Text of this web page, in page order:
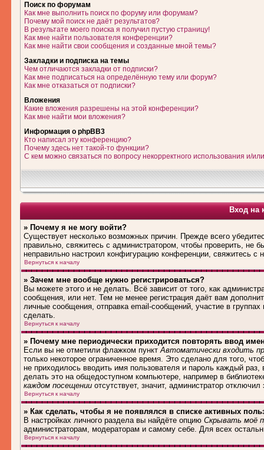
Поиск по форумам
Как мне выполнить поиск по форуму или форумам?
Почему мой поиск не даёт результатов?
В результате моего поиска я получил пустую страницу!
Как мне найти пользователя конференции?
Как мне найти свои сообщения и созданные мной темы?
Закладки и подписка на темы
Чем отличаются закладки от подписки?
Как мне подписаться на определённую тему или форум?
Как мне отказаться от подписки?
Вложения
Какие вложения разрешены на этой конференции?
Как мне найти мои вложения?
Информация о phpBB3
Кто написал эту конференцию?
Почему здесь нет такой-то функции?
С кем можно связаться по вопросу некорректного использования и/
Вход на
» Почему я не могу войти?
Существует несколько возможных причин. Прежде всего
правильно, свяжитесь с администратором, чтобы проверить, не
неправильно настроил конфигурацию конференции, свяжитесь с
Вернуться к началу
» Зачем мне вообще нужно регистрироваться?
Вы можете этого и не делать. Всё зависит от того, как
сообщения, или нет. Тем не менее регистрация даёт вам
личные сообщения, отправка email-сообщений, участие в
сделать.
Вернуться к началу
» Почему мне периодически приходится повторять ввод
Если вы не отметили флажком пунктАвтоматически входить
только некоторое ограниченное время. Это сделано для того,
не приходилось вводить имя пользователя и пароль каждый
делать это на общедоступном компьютере, например в
каждом посещении отсутствует, значит, администратор
Вернуться к началу
» Как сделать, чтобы я не появлялся в списке активных
В настройках личного раздела вы найдёте опцию Скрывать моё
администраторам, модераторам и самому себе. Для всех
Вернуться к началу